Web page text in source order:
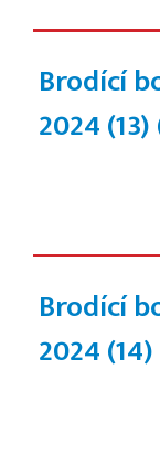
Brodící
2024 (13)
Brodící
2024 (14)